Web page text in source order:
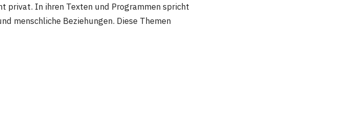
privat. In ihren Texten und Programmen spricht
menschliche Beziehungen. Diese Themen